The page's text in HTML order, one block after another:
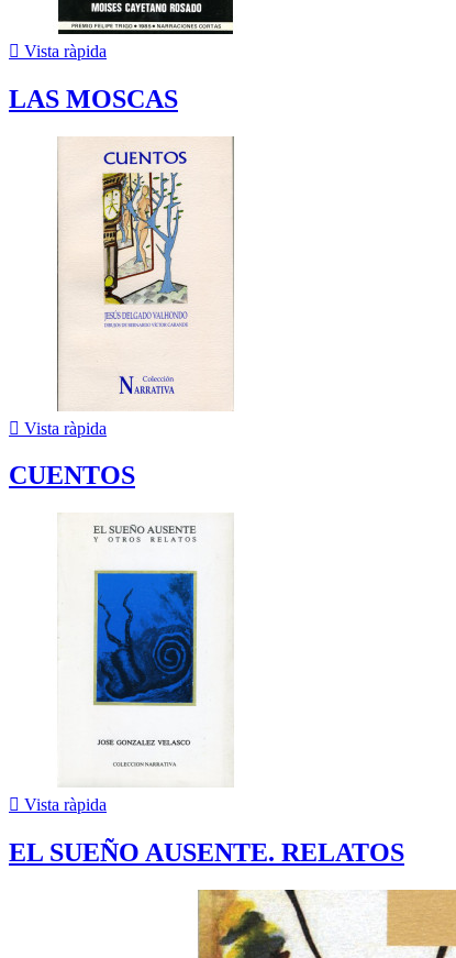
 Vista ràpida
LAS MOSCAS
 Vista ràpida
CUENTOS
 Vista ràpida
EL SUEÑO AUSENTE. RELATOS